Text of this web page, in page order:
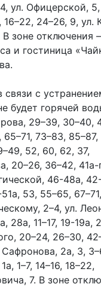
ул. Офицерской, 5,
16–22, 24–26, 9, ул.
В зоне
и гостиница
связи с
будет горячей
29–39, 30–40,
73–83,
52, 60, 62, 37,
20–26, 36–42, 41а-
46-48а,
, 53, 55–65, 67–71,
2–4, ул.
28а, 11–17, 19-19а,
20–24, 26–30,
Сафронова, 2а, 3,
1–7, 14–16, 18–22,
7. В зоне